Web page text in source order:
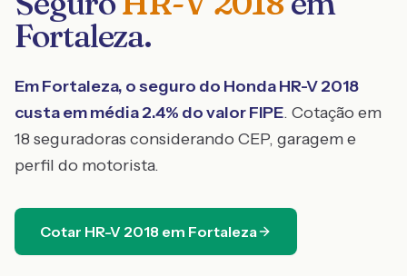
Fortaleza.
EmFortaleza, o seguro do HondaHR-V2018
custa em média2.4% do valor FIPE. Cotação em
18 seguradoras considerando CEP, garagem e
perfil do motorista.
Cotar HR-V 2018 em Fortaleza